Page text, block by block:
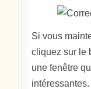
Si vous
cliquez sur le
une fenêtre
intéressantes.